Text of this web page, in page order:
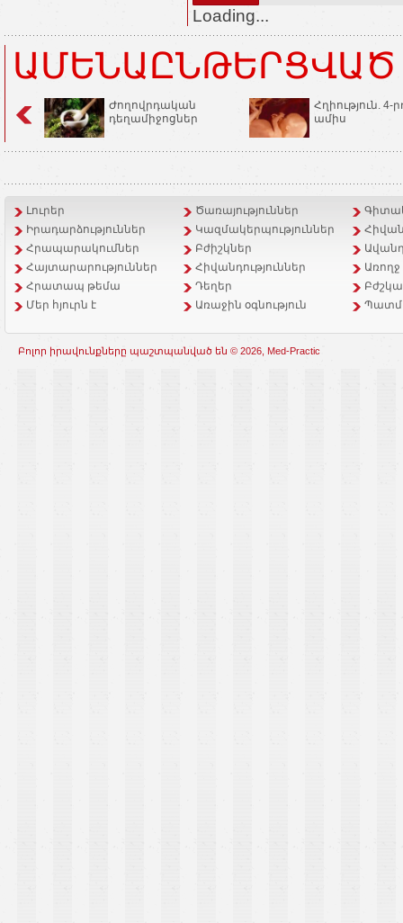
Loading...
Ժողովրդական
դեղամիջոցներ
Հղիություն. 4-
ամիս
Լուրեր Ծառայություններ
Իրադարձություններ
Կազմակերպություններ
Հրապարակումներ
Բժիշկներ
Հայտարարություններ
Հիվանդություններ
Հրատապ թեմա
Դեղեր
Մեր հյուրն է
Առաջին օգնություն
Բոլոր իրավունքները պաշտպանված են © 2026, Med-Practic